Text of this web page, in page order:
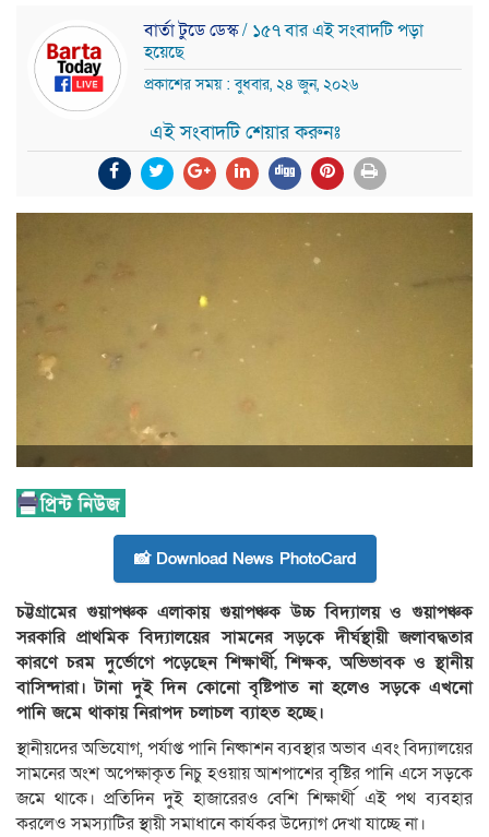
বার্তা টুডে ডেস্ক/ ১৫৭ বার এই সংবাদটি পড়া
হয়েছে
প্রকাশের সময় : বুধবার, ২৪ জুন, ২০২৬
এই সংবাদটি শেয়ার করুনঃ
📸 Download News PhotoCard
চট্টগ্রামের গুয়াপঞ্চক এলাকায় গুয়াপঞ্চক উচ্চ বিদ্যালয় ও গুয়াপঞ্চক
সরকারি প্রাথমিক বিদ্যালয়ের সামনের সড়কে দীর্ঘস্থায়ী জলাবদ্ধতার
কারণে চরম দুর্ভোগে পড়েছেন শিক্ষার্থী, শিক্ষক, অভিভাবক ও স্থানীয়
বাসিন্দারা। টানা দুই দিন কোনো বৃষ্টিপাত না হলেও সড়কে এখনো
পানি জমে থাকায় নিরাপদ চলাচল ব্যাহত হচ্ছে।
স্থানীয়দের অভিযোগ, পর্যাপ্ত পানি নিষ্কাশন ব্যবস্থার অভাব এবং বিদ্যালয়ের
সামনের অংশ অপেক্ষাকৃত নিচু হওয়ায় আশপাশের বৃষ্টির পানি এসে সড়কে
জমে থাকে। প্রতিদিন দুই হাজারেরও বেশি শিক্ষার্থী এই পথ ব্যবহার
করলেও সমস্যাটির স্থায়ী সমাধানে কার্যকর উদ্যোগ দেখা যাচ্ছে না।